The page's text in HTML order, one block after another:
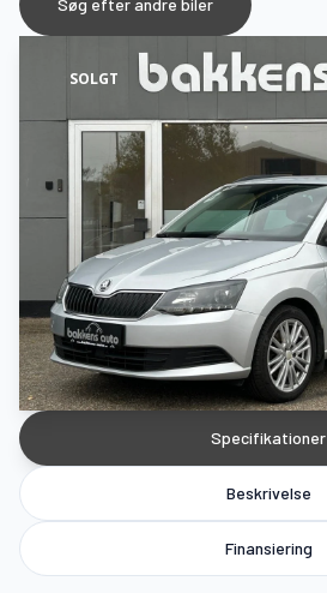
SOLGT
Specifikationer
Beskrivelse
Finansiering